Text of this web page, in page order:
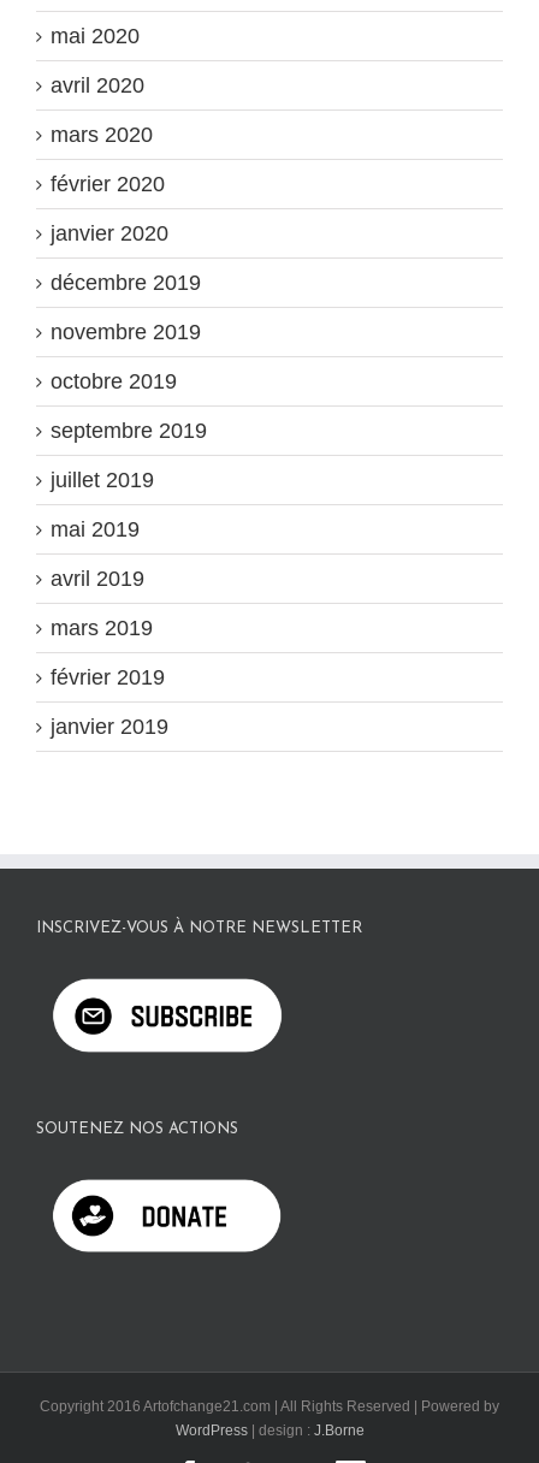
mai 2020
avril 2020
mars 2020
février 2020
janvier 2020
décembre 2019
novembre 2019
octobre 2019
septembre 2019
juillet 2019
mai 2019
avril 2019
mars 2019
février 2019
janvier 2019
INSCRIVEZ-VOUS À NOTRE NEWSLETTER
SOUTENEZ NOS ACTIONS
Copyright 2016 Artofchange21.com | All Rights Reserved | Powered by
WordPress| design : J.Borne